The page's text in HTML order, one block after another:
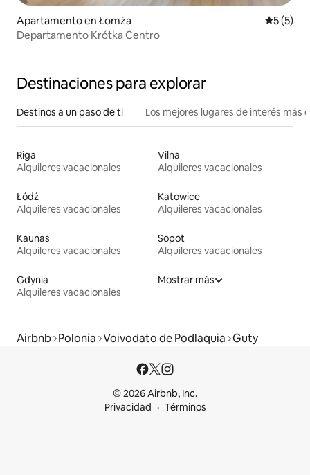
Apartamento en Łomża
5 (5)
Departamento Krótka Centro
Destinaciones para explorar
Destinos a un paso de ti Los mejores lugares de interés más
Riga
Alquileres vacacionales
Vilna
Alquileres vacacionales
Łódź
Alquileres vacacionales
Katowice
Alquileres vacacionales
Kaunas
Alquileres vacacionales
Sopot
Alquileres vacacionales
Gdynia
Alquileres vacacionales
Mostrar más
Airbnb Polonia Voivodato de Podlaquia Guty
© 2026 Airbnb, Inc.
Privacidad
Términos